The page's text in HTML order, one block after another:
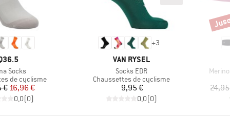
Socks
de cyclisme
Prix
€Prix réduit
16,96 €
0,0(0)
+3
MARQUE
VAN RYSEL
Article
Socks EDR
Product group
Chaussettes de cyclisme
Prix
9,95 €
0,0(0)
Article